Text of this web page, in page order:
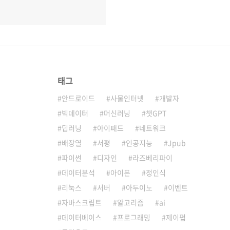
태그
안드로이드 사물인터넷
개발자
빅데이터
머신러닝
챗GPT
딥러닝
아이패드
네트워크
배장열
서평 인공지능
Jpub
파이썬
디자인
라즈베리파이
데이터분석
아이폰
정인식
리눅스
서버 아두이노
이벤트
자바스크립트
알고리즘
ai
데이터베이스
프로그래밍
제이펍